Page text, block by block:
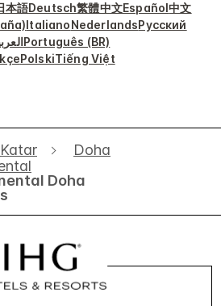
本語Deutsch繁體中文Español中文
ItalianoNederlandsРусский
Português (BR)
PolskiTiếng Việt
Katar
Doha
Doha